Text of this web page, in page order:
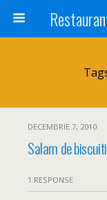
DECEMBRIE 7, 2010
Salam de
1 RESPONSE